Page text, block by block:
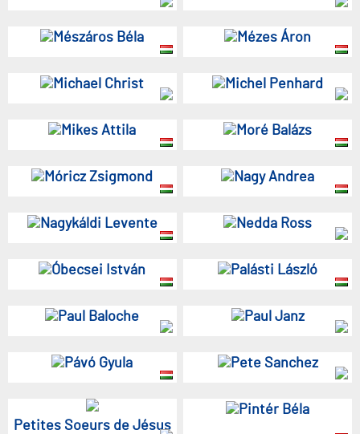
Mészáros Béla Mézes Áron
Michael Christ Michel Penhard
Mikes Attila Moré Balázs
Móricz Zsigmond Nagy Andrea
Nagykáldi Levente Nedda Ross
Óbecsei István Palásti László
Paul Baloche Paul Janz
Pávó Gyula Pete Sanchez
Petites Soeurs de Jésus
Pintér Béla